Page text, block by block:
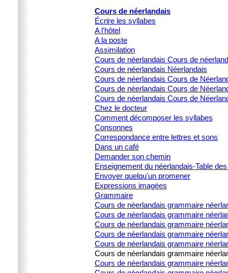
Cours de néerlandais
Écrire les syllabes
A l'hôtel
A la poste
Assimilation
Cours de néerlandais Cours de
Cours de néerlandais Néerlandais
Cours de néerlandais Cours de
Cours de néerlandais Cours de
Cours de néerlandais Cours de
Chez le docteur
Comment décomposer les syllabes
Consonnes
Correspondance entre lettres et sons
Dans un café
Demander son chemin
Enseignement du néerlandais-Table
Envoyer quelqu'un promener
Expressions imagées
Grammaire
Cours de néerlandais grammaire
Cours de néerlandais grammaire
Cours de néerlandais grammaire
Cours de néerlandais grammaire
Cours de néerlandais grammaire
Cours de néerlandais grammaire
Cours de néerlandais grammaire